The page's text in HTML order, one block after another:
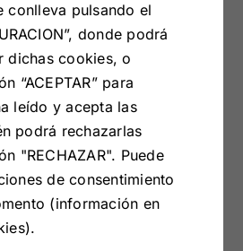
pedidos de
con la garantía y el
altamente
de una gran
diferencias con
para
conlleva pulsando el
donde podrá
dichas cookies, o
“ACEPTAR” para
leído y acepta las
podrá rechazarlas
"RECHAZAR". Puede
de consentimiento
(información en